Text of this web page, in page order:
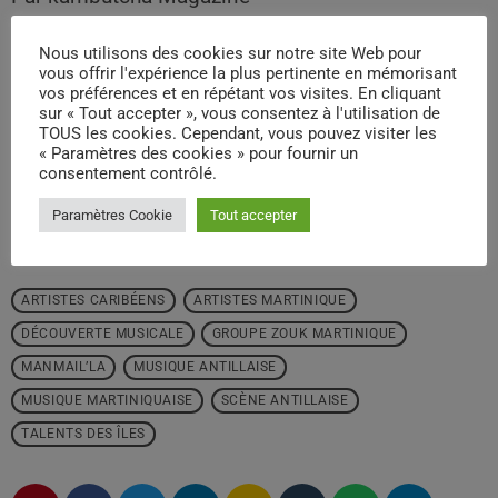
ARTISTES CARIBÉENS ARTISTES MARTINIQUE
DÉCOUVERTE MUSICALE GROUPE ZOUK MARTINIQUE
MANMAIL’LA MUSIQUE ANTILLAISE
MUSIQUE MARTINIQUAISE SCÈNE ANTILLAISE
TALENTS DES ÎLES
Nous utilisons des cookies sur notre site Web pour
vous offrir l'expérience la plus pertinente en mémorisant
vos préférences et en répétant vos visites. En cliquant
sur « Tout accepter », vous consentez à l'utilisation de
TOUS les cookies. Cependant, vous pouvez visiter les
« Paramètres des cookies » pour fournir un
consentement contrôlé.
Paramètres Cookie Tout accepter